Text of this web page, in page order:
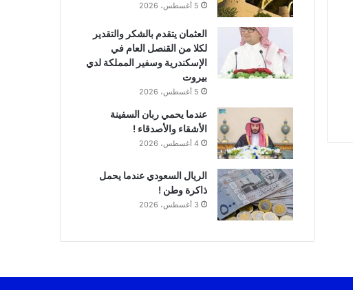
5 أغسطس، 2026
العثمان يتقدم بالشكر والتقدير
لكلا من القنصل العام في
الإسكندرية وسفير المملكة لدي
بيروت
5 أغسطس، 2026
عندما يحمي ربان السفينة
الأشقاء والأصدقاء !
4 أغسطس، 2026
الريال السعودي عندما يحمل
ذاكرة وطن !
3 أغسطس، 2026